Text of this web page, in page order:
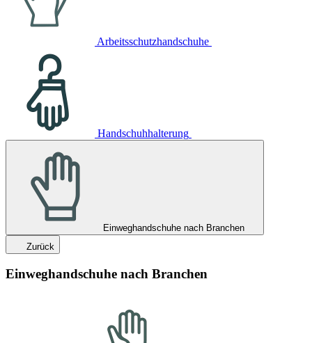
Arbeitsschutzhandschuhe
Handschuhhalterung
Einweghandschuhe nach Branchen
Zurück
Einweghandschuhe nach Branchen